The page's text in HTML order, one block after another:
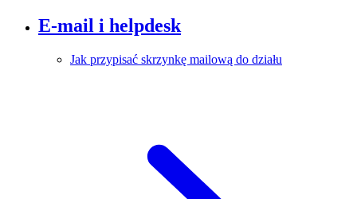
E-mail i helpdesk
Jak przypisać skrzynkę mailową do działu